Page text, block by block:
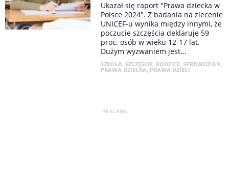
Ukazał się raport "Prawa dziecka w
Polsce 2024". Z badania na zlecenie
UNICEF-u wynika między innymi, że
poczucie szczęścia deklaruje 59
proc. osób w wieku 12-17 lat.
Dużym wyzwaniem jest...
SZKOŁA, SZCZĘŚCIE, RODZICE, SPRAWDZIAN,
PRAWA DZIECKA, PRAWA DZIECI
REKLAMA